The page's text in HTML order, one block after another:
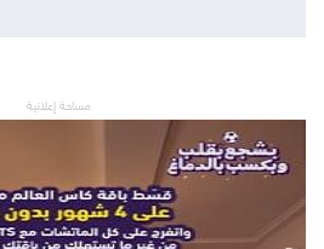
مساحة إعلانية